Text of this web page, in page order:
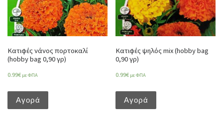
Κατιφές νάνος πορτοκαλί
(hobby bag 0,90 γρ)
0.99€ με ΦΠΑ
Αγορά
Κατιφές ψηλός mix (hobby bag
0,90 γρ)
0.99€ με ΦΠΑ
Αγορά